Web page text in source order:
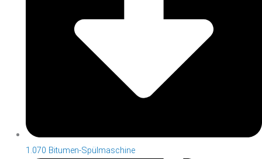
1.070 Bitumen-Spülmaschine